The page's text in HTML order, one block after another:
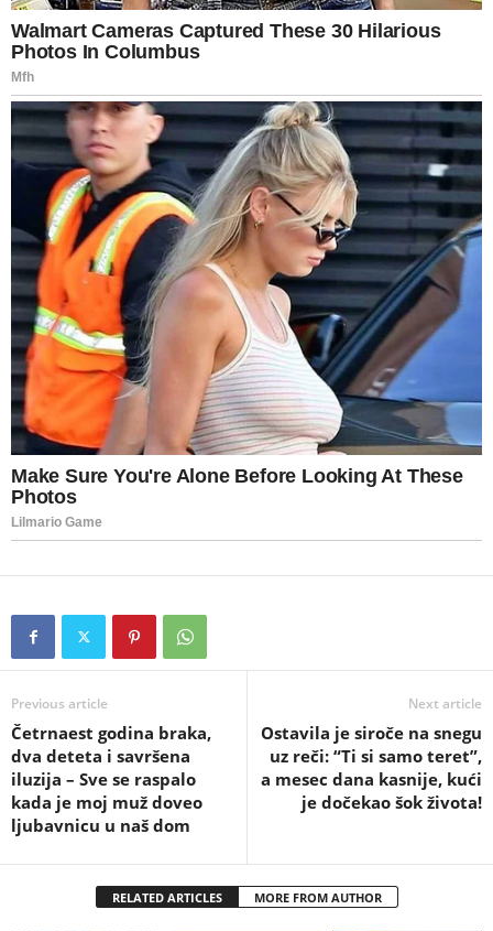
Previous article
Četrnaest godina braka,
dva deteta i savršena
iluzija – Sve se raspalo
kada je moj muž doveo
ljubavnicu u naš dom
Next article
Ostavila je siroče na snegu
uz reči: “Ti si samo teret”,
a mesec dana kasnije, kući
je dočekao šok života!
RELATED ARTICLES MORE FROM AUTHOR